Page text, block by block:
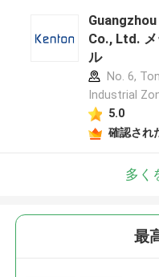
Co., Ltd.
ル
No. 6,
Industrial
5.0
確認され
多く
最